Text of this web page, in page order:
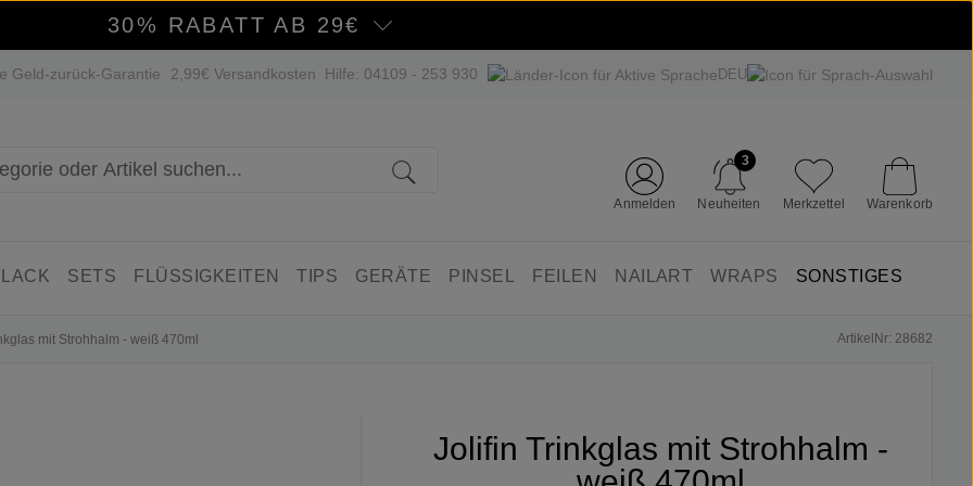
30% RABATT AB 29€
Geld-zurück-Garantie 2,99€ Versandkosten Hilfe: 04109 - 253 930 DEU
Anmelden Neuheiten
3
Merkzettel Warenkorb
SETS FLÜSSIGKEITEN TIPS GERÄTE PINSEL FEILEN NAILART WRAPS SONSTIGES
mit Strohhalm - weiß 470ml ArtikelNr: 28682
Jolifin Trinkglas mit Strohhalm -